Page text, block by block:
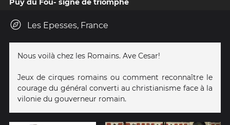
Puy du Fou- signe de triomphe
Les Epesses, France
Nous voilà chez les Romains. Ave Cesar!
Jeux de cirques romains ou comment reconnaître le
courage du général converti au christianisme face à la
vilonie du gouverneur romain.